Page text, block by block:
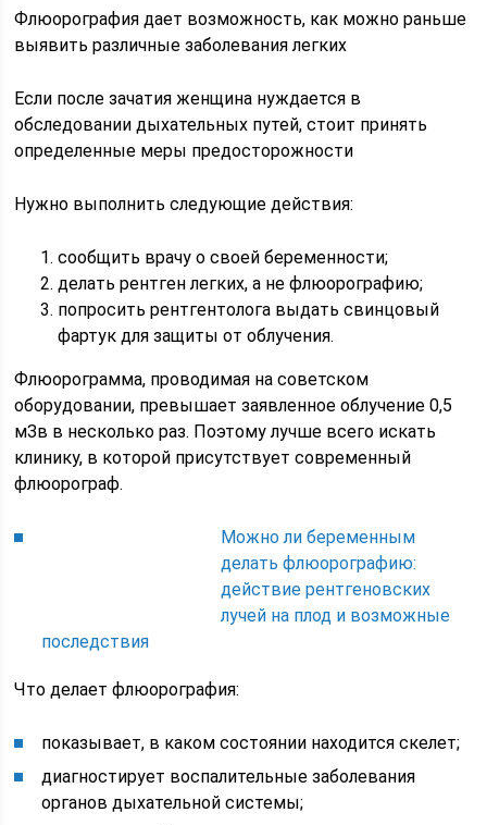
Флюорография дает возможность, как можно раньше
выявить различные заболевания легких
Если после зачатия женщина нуждается в
обследовании дыхательных путей, стоит принять
определенные меры предосторожности
Нужно выполнить следующие действия:
сообщить врачу о своей беременности;
делать рентген легких, а не флюорографию;
попросить рентгентолога выдать свинцовый
фартук для защиты от облучения.
Флюорограмма, проводимая на советском
оборудовании, превышает заявленное облучение 0,5
мЗв в несколько раз. Поэтому лучше всего искать
клинику, в которой присутствует современный
флюорограф.
Можно ли беременным
делать флюорографию:
действие рентгеновских
лучей на плод и возможные
последствия
Что делает флюорография:
показывает, в каком состоянии находится скелет;
диагностирует воспалительные заболевания
органов дыхательной системы;